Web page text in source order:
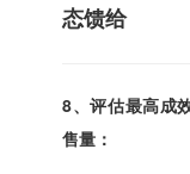
态馈给
8、评估最高成
售量：